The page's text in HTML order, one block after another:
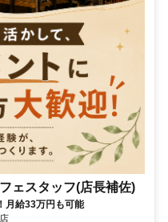
ェスタッフ(店長補佐)
月給33万円も可能